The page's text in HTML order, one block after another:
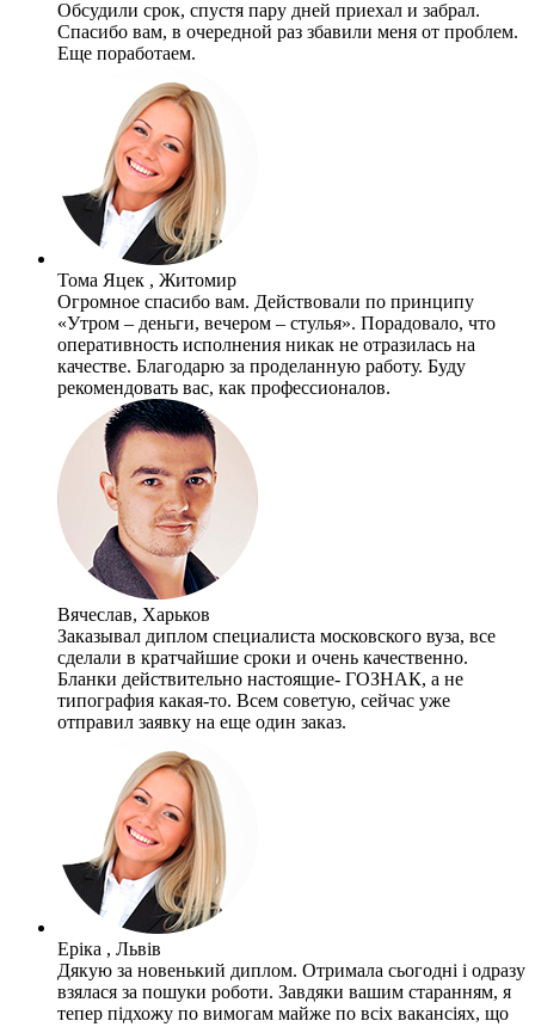
Обсудили срок, спустя пару дней приехал и забрал.
Спасибо вам, в очередной раз збавили меня от проблем.
Еще поработаем.
Тома Яцек , Житомир
Огромное спасибо вам. Действовали по принципу
«Утром – деньги, вечером – стулья». Порадовало, что
оперативность исполнения никак не отразилась на
качестве. Благодарю за проделанную работу. Буду
рекомендовать вас, как профессионалов.
Вячеслав, Харьков
Заказывал диплом специалиста московского вуза, все
сделали в кратчайшие сроки и очень качественно.
Бланки действительно настоящие- ГОЗНАК, а не
типография какая-то. Всем советую, сейчас уже
отправил заявку на еще один заказ.
Еріка , Львів
Дякую за новенький диплом. Отримала сьогодні і одразу
взялася за пошуки роботи. Завдяки вашим старанням, я
тепер підхожу по вимогам майже по всіх вакансіях, що